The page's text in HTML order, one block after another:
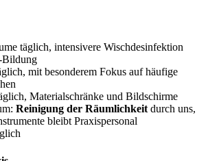
täglich, intensivere Wischdesinfektion
Bildung
mit besonderem Fokus auf häufige
Materialschränke und Bildschirme
Reinigung der Räumlichkeitdurch uns,
bleibt Praxispersonal